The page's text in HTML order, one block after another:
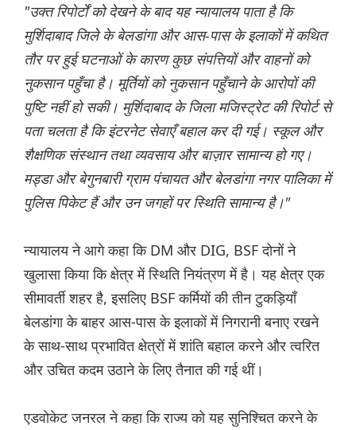
"उक्त रिपोर्टों को देखने के बाद यह न्यायालय पाता है कि
मुर्शिदाबाद जिले के बेलडांगा और आस-पास के इलाकों में कथित
तौर पर हुई घटनाओं के कारण कुछ संपत्तियों और वाहनों को
नुकसान पहुँचा है। मूर्तियों को नुकसान पहुँचाने के आरोपों की
पुष्टि नहीं हो सकी। मुर्शिदाबाद के जिला मजिस्ट्रेट की रिपोर्ट से
पता चलता है कि इंटरनेट सेवाएँ बहाल कर दी गई। स्कूल और
शैक्षणिक संस्थान तथा व्यवसाय और बाज़ार सामान्य हो गए।
मड्डा और बेगुनबारी ग्राम पंचायत और बेलडांगा नगर पालिका में
पुलिस पिकेट हैं और उन जगहों पर स्थिति सामान्य है।"
न्यायालय ने आगे कहा कि DM और DIG, BSF दोनों ने
खुलासा किया कि क्षेत्र में स्थिति नियंत्रण में है। यह क्षेत्र एक
सीमावर्ती शहर है, इसलिए BSF कर्मियों की तीन टुकड़ियाँ
बेलडांगा के बाहर आस-पास के इलाकों में निगरानी बनाए रखने
के साथ-साथ प्रभावित क्षेत्रों में शांति बहाल करने और त्वरित
और उचित कदम उठाने के लिए तैनात की गई थीं।
एडवोकेट जनरल ने कहा कि राज्य को यह सुनिश्चित करने के